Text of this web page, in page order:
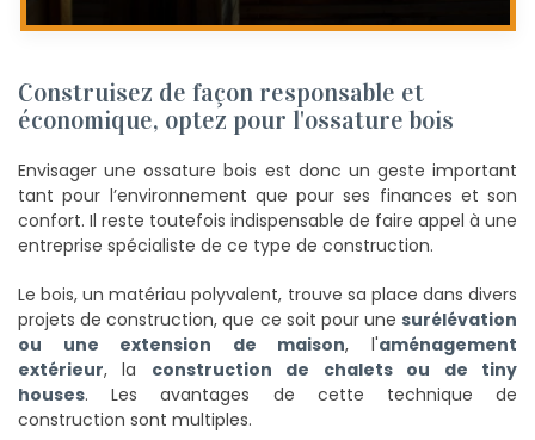
Construisez de façon responsable et
économique, optez pour l'ossature bois
Envisager une ossature bois est donc un geste important
tant pour l’environnement que pour ses finances et son
confort. Il reste toutefois indispensable de faire appel à une
entreprise spécialiste de ce type de construction.
Le bois, un matériau polyvalent, trouve sa place dans divers
projets de construction, que ce soit pour une surélévation
ou une extension de maison, l'aménagement
extérieur, la construction de chalets ou de tiny
houses. Les avantages de cette technique de
construction sont multiples.